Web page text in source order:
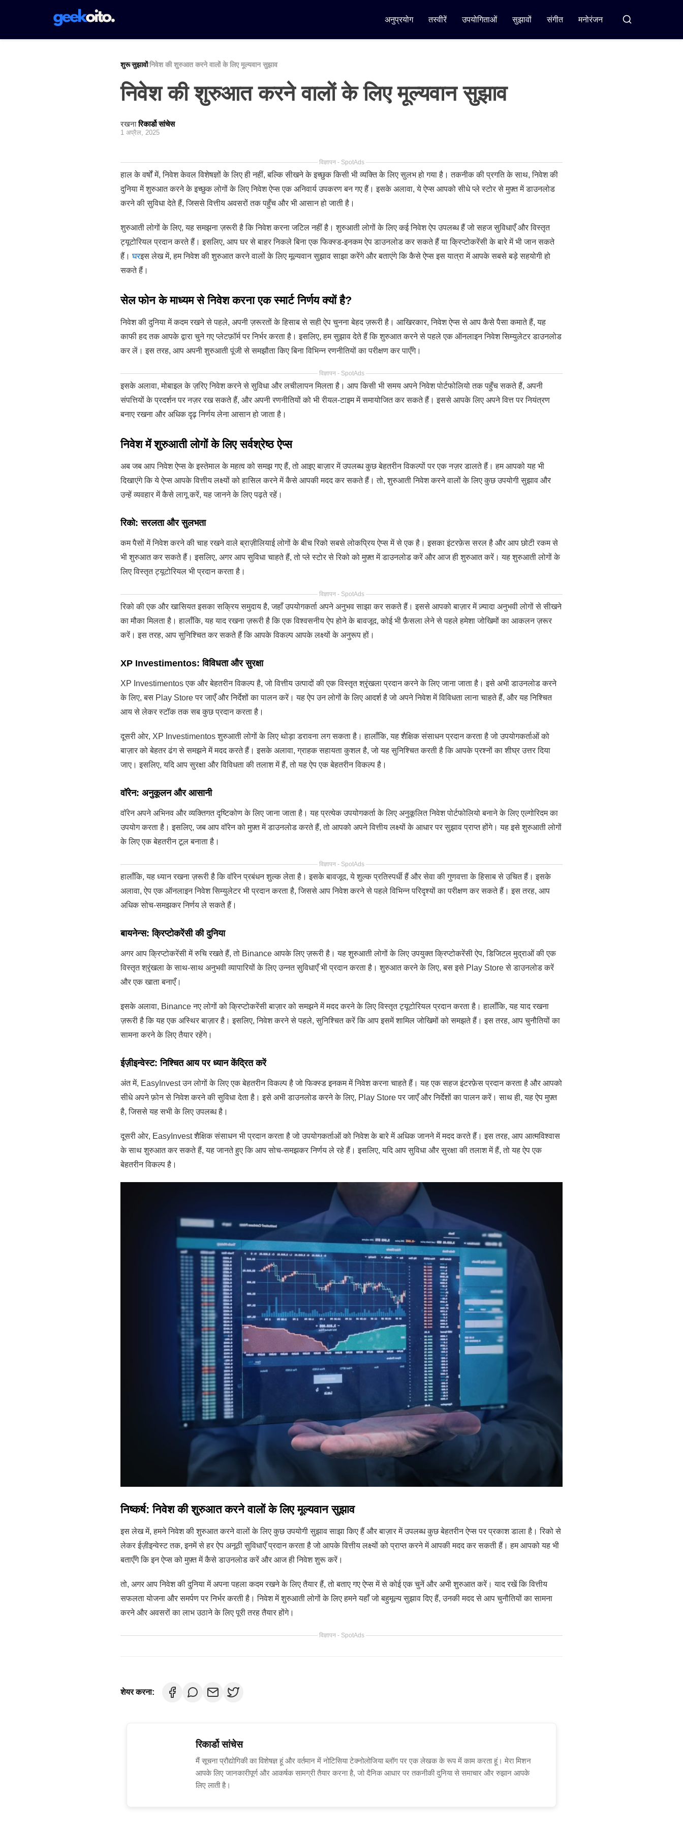
अनुप्रयोग तस्वीरें उपयोगिताओं सुझावों संगीत मनोरंजन खोज
शुरू/सुझावों/निवेश की शुरुआत करने वालों के लिए मूल्यवान सुझाव
निवेश की शुरुआत करने वालों के लिए मूल्यवान सुझाव
रखनारिकार्डो सांचेस
1 अप्रैल, 2025
विज्ञापन - SpotAds
हाल के वर्षों में, निवेश केवल विशेषज्ञों के लिए ही नहीं, बल्कि सीखने के इच्छुक किसी भी व्यक्ति के लिए सुलभ हो गया है। तकनीक की प्रगति के साथ, निवेश की
दुनिया में शुरुआत करने के इच्छुक लोगों के लिए निवेश ऐप्स एक अनिवार्य उपकरण बन गए हैं। इसके अलावा, ये ऐप्स आपको सीधे प्ले स्टोर से मुफ़्त में डाउनलोड
करने की सुविधा देते हैं, जिससे वित्तीय अवसरों तक पहुँच और भी आसान हो जाती है।
शुरुआती लोगों के लिए, यह समझना ज़रूरी है कि निवेश करना जटिल नहीं है। शुरुआती लोगों के लिए कई निवेश ऐप उपलब्ध हैं जो सहज सुविधाएँ और विस्तृत
ट्यूटोरियल प्रदान करते हैं। इसलिए, आप घर से बाहर निकले बिना एक फिक्स्ड-इनकम ऐप डाउनलोड कर सकते हैं या क्रिप्टोकरेंसी के बारे में भी जान सकते
हैं।घरइस लेख में, हम निवेश की शुरुआत करने वालों के लिए मूल्यवान सुझाव साझा करेंगे और बताएंगे कि कैसे ऐप्स इस यात्रा में आपके सबसे बड़े सहयोगी हो
सकते हैं।
सेल फोन के माध्यम से निवेश करना एक स्मार्ट निर्णय क्यों है?
निवेश की दुनिया में कदम रखने से पहले, अपनी ज़रूरतों के हिसाब से सही ऐप चुनना बेहद ज़रूरी है। आखिरकार, निवेश ऐप्स से आप कैसे पैसा कमाते हैं, यह
काफी हद तक आपके द्वारा चुने गए प्लेटफ़ॉर्म पर निर्भर करता है। इसलिए, हम सुझाव देते हैं कि शुरुआत करने से पहले एक ऑनलाइन निवेश सिम्युलेटर डाउनलोड
कर लें। इस तरह, आप अपनी शुरुआती पूंजी से समझौता किए बिना विभिन्न रणनीतियों का परीक्षण कर पाएँगे।
विज्ञापन - SpotAds
इसके अलावा, मोबाइल के ज़रिए निवेश करने से सुविधा और लचीलापन मिलता है। आप किसी भी समय अपने निवेश पोर्टफोलियो तक पहुँच सकते हैं, अपनी
संपत्तियों के प्रदर्शन पर नज़र रख सकते हैं, और अपनी रणनीतियों को भी रीयल-टाइम में समायोजित कर सकते हैं। इससे आपके लिए अपने वित्त पर नियंत्रण
बनाए रखना और अधिक दृढ़ निर्णय लेना आसान हो जाता है।
निवेश में शुरुआती लोगों के लिए सर्वश्रेष्ठ ऐप्स
अब जब आप निवेश ऐप्स के इस्तेमाल के महत्व को समझ गए हैं, तो आइए बाज़ार में उपलब्ध कुछ बेहतरीन विकल्पों पर एक नज़र डालते हैं। हम आपको यह भी
दिखाएंगे कि ये ऐप्स आपके वित्तीय लक्ष्यों को हासिल करने में कैसे आपकी मदद कर सकते हैं। तो, शुरुआती निवेश करने वालों के लिए कुछ उपयोगी सुझाव और
उन्हें व्यवहार में कैसे लागू करें, यह जानने के लिए पढ़ते रहें।
रिको: सरलता और सुलभता
कम पैसों में निवेश करने की चाह रखने वाले ब्राज़ीलियाई लोगों के बीच रिको सबसे लोकप्रिय ऐप्स में से एक है। इसका इंटरफ़ेस सरल है और आप छोटी रकम से
भी शुरुआत कर सकते हैं। इसलिए, अगर आप सुविधा चाहते हैं, तो प्ले स्टोर से रिको को मुफ़्त में डाउनलोड करें और आज ही शुरुआत करें। यह शुरुआती लोगों के
लिए विस्तृत ट्यूटोरियल भी प्रदान करता है।
विज्ञापन - SpotAds
रिको की एक और खासियत इसका सक्रिय समुदाय है, जहाँ उपयोगकर्ता अपने अनुभव साझा कर सकते हैं। इससे आपको बाज़ार में ज़्यादा अनुभवी लोगों से सीखने
का मौका मिलता है। हालाँकि, यह याद रखना ज़रूरी है कि एक विश्वसनीय ऐप होने के बावजूद, कोई भी फ़ैसला लेने से पहले हमेशा जोखिमों का आकलन ज़रूर
करें। इस तरह, आप सुनिश्चित कर सकते हैं कि आपके विकल्प आपके लक्ष्यों के अनुरूप हों।
XP Investimentos: विविधता और सुरक्षा
XP Investimentos एक और बेहतरीन विकल्प है, जो वित्तीय उत्पादों की एक विस्तृत श्रृंखला प्रदान करने के लिए जाना जाता है। इसे अभी डाउनलोड करने
के लिए, बस Play Store पर जाएँ और निर्देशों का पालन करें। यह ऐप उन लोगों के लिए आदर्श है जो अपने निवेश में विविधता लाना चाहते हैं, और यह निश्चित
आय से लेकर स्टॉक तक सब कुछ प्रदान करता है।
दूसरी ओर, XP Investimentos शुरुआती लोगों के लिए थोड़ा डरावना लग सकता है। हालाँकि, यह शैक्षिक संसाधन प्रदान करता है जो उपयोगकर्ताओं को
बाज़ार को बेहतर ढंग से समझने में मदद करते हैं। इसके अलावा, ग्राहक सहायता कुशल है, जो यह सुनिश्चित करती है कि आपके प्रश्नों का शीघ्र उत्तर दिया
जाए। इसलिए, यदि आप सुरक्षा और विविधता की तलाश में हैं, तो यह ऐप एक बेहतरीन विकल्प है।
वॉरेन: अनुकूलन और आसानी
वॉरेन अपने अभिनव और व्यक्तिगत दृष्टिकोण के लिए जाना जाता है। यह प्रत्येक उपयोगकर्ता के लिए अनुकूलित निवेश पोर्टफोलियो बनाने के लिए एल्गोरिदम का
उपयोग करता है। इसलिए, जब आप वॉरेन को मुफ़्त में डाउनलोड करते हैं, तो आपको अपने वित्तीय लक्ष्यों के आधार पर सुझाव प्राप्त होंगे। यह इसे शुरुआती लोगों
के लिए एक बेहतरीन टूल बनाता है।
विज्ञापन - SpotAds
हालाँकि, यह ध्यान रखना ज़रूरी है कि वॉरेन प्रबंधन शुल्क लेता है। इसके बावजूद, ये शुल्क प्रतिस्पर्धी हैं और सेवा की गुणवत्ता के हिसाब से उचित हैं। इसके
अलावा, ऐप एक ऑनलाइन निवेश सिम्युलेटर भी प्रदान करता है, जिससे आप निवेश करने से पहले विभिन्न परिदृश्यों का परीक्षण कर सकते हैं। इस तरह, आप
अधिक सोच-समझकर निर्णय ले सकते हैं।
बायनेन्स: क्रिप्टोकरेंसी की दुनिया
अगर आप क्रिप्टोकरेंसी में रुचि रखते हैं, तो Binance आपके लिए ज़रूरी है। यह शुरुआती लोगों के लिए उपयुक्त क्रिप्टोकरेंसी ऐप, डिजिटल मुद्राओं की एक
विस्तृत श्रृंखला के साथ-साथ अनुभवी व्यापारियों के लिए उन्नत सुविधाएँ भी प्रदान करता है। शुरुआत करने के लिए, बस इसे Play Store से डाउनलोड करें
और एक खाता बनाएँ।
इसके अलावा, Binance नए लोगों को क्रिप्टोकरेंसी बाज़ार को समझने में मदद करने के लिए विस्तृत ट्यूटोरियल प्रदान करता है। हालाँकि, यह याद रखना
ज़रूरी है कि यह एक अस्थिर बाज़ार है। इसलिए, निवेश करने से पहले, सुनिश्चित करें कि आप इसमें शामिल जोखिमों को समझते हैं। इस तरह, आप चुनौतियों का
सामना करने के लिए तैयार रहेंगे।
ईज़ीइन्वेस्ट: निश्चित आय पर ध्यान केंद्रित करें
अंत में, EasyInvest उन लोगों के लिए एक बेहतरीन विकल्प है जो फिक्स्ड इनकम में निवेश करना चाहते हैं। यह एक सहज इंटरफ़ेस प्रदान करता है और आपको
सीधे अपने फ़ोन से निवेश करने की सुविधा देता है। इसे अभी डाउनलोड करने के लिए, Play Store पर जाएँ और निर्देशों का पालन करें। साथ ही, यह ऐप मुफ़्त
है, जिससे यह सभी के लिए उपलब्ध है।
दूसरी ओर, EasyInvest शैक्षिक संसाधन भी प्रदान करता है जो उपयोगकर्ताओं को निवेश के बारे में अधिक जानने में मदद करते हैं। इस तरह, आप आत्मविश्वास
के साथ शुरुआत कर सकते हैं, यह जानते हुए कि आप सोच-समझकर निर्णय ले रहे हैं। इसलिए, यदि आप सुविधा और सुरक्षा की तलाश में हैं, तो यह ऐप एक
बेहतरीन विकल्प है।
निष्कर्ष: निवेश की शुरुआत करने वालों के लिए मूल्यवान सुझाव
इस लेख में, हमने निवेश की शुरुआत करने वालों के लिए कुछ उपयोगी सुझाव साझा किए हैं और बाज़ार में उपलब्ध कुछ बेहतरीन ऐप्स पर प्रकाश डाला है। रिको से
लेकर ईज़ीइन्वेस्ट तक, इनमें से हर ऐप अनूठी सुविधाएँ प्रदान करता है जो आपके वित्तीय लक्ष्यों को प्राप्त करने में आपकी मदद कर सकती हैं। हम आपको यह भी
बताएँगे कि इन ऐप्स को मुफ़्त में कैसे डाउनलोड करें और आज ही निवेश शुरू करें।
तो, अगर आप निवेश की दुनिया में अपना पहला कदम रखने के लिए तैयार हैं, तो बताए गए ऐप्स में से कोई एक चुनें और अभी शुरुआत करें। याद रखें कि वित्तीय
सफलता योजना और समर्पण पर निर्भर करती है। निवेश में शुरुआती लोगों के लिए हमने यहाँ जो बहुमूल्य सुझाव दिए हैं, उनकी मदद से आप चुनौतियों का सामना
करने और अवसरों का लाभ उठाने के लिए पूरी तरह तैयार होंगे।
विज्ञापन - SpotAds
शेयर करना:
रिकार्डो सांचेस
मैं सूचना प्रौद्योगिकी का विशेषज्ञ हूं और वर्तमान में नोटिसिया टेक्नोलोजिया ब्लॉग पर एक लेखक के रूप में काम करता हूं। मेरा मिशन
आपके लिए जानकारीपूर्ण और आकर्षक सामग्री तैयार करना है, जो दैनिक आधार पर तकनीकी दुनिया से समाचार और रुझान आपके
लिए लाती है।